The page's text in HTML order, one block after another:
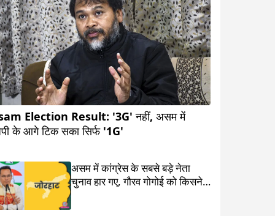
Election Result: '3G' नहीं, असम में
के आगे टिक सका सिर्फ '1G'
असम में कांग्रेस के सबसे बड़े नेता
चुनाव हार गए, गौरव गोगोई को किसने दे
दी मात?